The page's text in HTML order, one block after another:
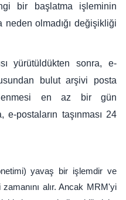
bir başlatma işleminin
neden olmadığı değişikliği
yürütüldükten sonra, e-
bulut arşivi posta
en az bir gün
e-postaların taşınması 24
yavaş bir işlemdir ve
alır. Ancak MRM'yi